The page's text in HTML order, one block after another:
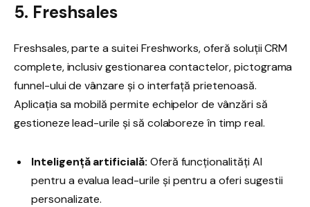
5. Freshsales
Freshsales, parte a suitei Freshworks, oferă soluții CRM
complete, inclusiv gestionarea contactelor, pictograma
funnel-ului de vânzare și o interfață prietenoasă.
Aplicația sa mobilă permite echipelor de vânzări să
gestioneze lead-urile și să colaboreze în timp real.
Inteligență artificială: Oferă funcționalități AI
pentru a evalua lead-urile și pentru a oferi sugestii
personalizate.